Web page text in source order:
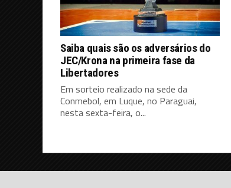
Saiba quais são os adversários do
JEC/Krona na primeira fase da
Libertadores
Em sorteio realizado na sede da
Conmebol, em Luque, no Paraguai,
nesta sexta-feira, o...